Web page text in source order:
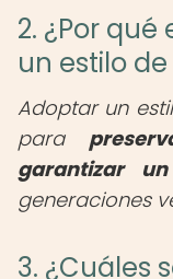
2. ¿Por
un estilo
Adoptar un
para
garantizar
generaciones
3. ¿Cuáles